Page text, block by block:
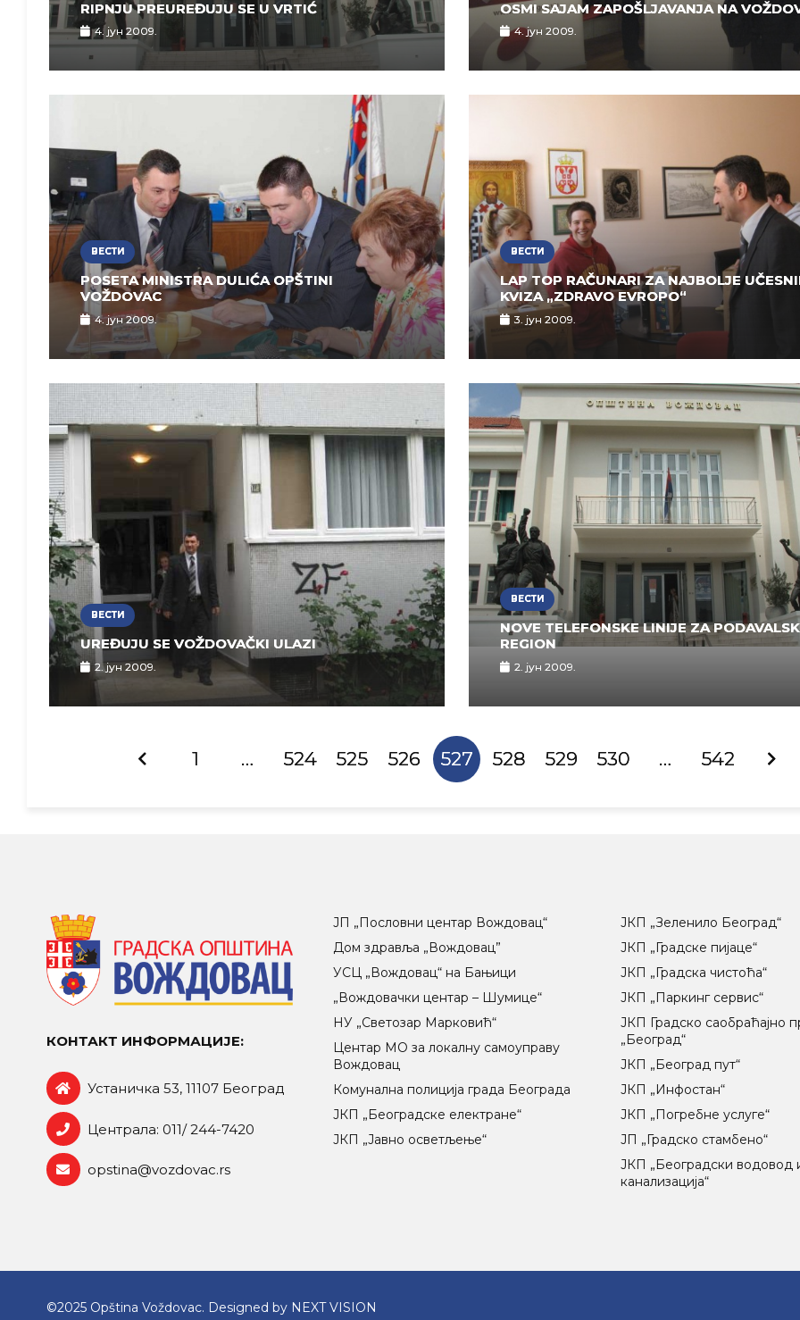
RIPNJU PREUREĐUJU SE U VRTIĆ
4. јун 2009.
OSMI SAJAM ZAPOŠLJAVANJA NA
4. јун 2009.
ВЕСТИ
POSETA MINISTRA DULIĆA OPŠTINI
VOŽDOVAC
4. јун 2009.
ВЕСТИ
LAP TOP RAČUNARI ZA NAJBOLJE
KVIZA „ZDRAVO EVROPO“
3. јун 2009.
ВЕСТИ
UREĐUJU SE VOŽDOVAČKI ULAZI
2. јун 2009.
ВЕСТИ
NOVE TELEFONSKE LINIJE ZA
REGION
2. јун 2009.
1 … 524 525 526 527 528 529 530 … 542
КОНТАКТ ИНФОРМАЦИЈЕ:
Устаничка 53, 11107 Београд
Централа: 011/ 244-7420
opstina@vozdovac.rs
ЈП „Пословни центар Вождовац“
Дом здравља „Вождовац”
УСЦ „Вождовац“ на Бањици
„Вождовачки центар – Шумице“
НУ „Светозар Марковић“
Центар МO за локалну самоуправу
Вождовац
Комунална полиција града Београда
ЈКП „Београдске електране“
ЈКП „Јавно осветљење“
ЈКП „Зеленило Београд“
ЈКП „Градске пијаце“
ЈКП „Градска чистоћа“
ЈКП „Паркинг сервис“
ЈКП Градско саобраћајно
„Београд“
ЈКП „Београд пут“
ЈКП „Инфостан“
ЈКП „Погребне услуге“
ЈП „Градско стамбено“
ЈКП „Београдски водовод
канализација“
©2025 Opština Voždovac. Designed by NEXT VISION